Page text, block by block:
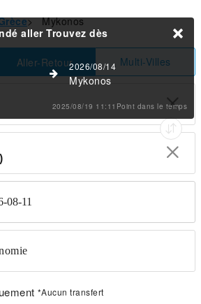
> Mykonos
Aller-Retour Multi-Villes
08-11
*Aucun transfert
allerTrouvez dès
2026/08/14
Mykonos
2025/08/19 11:11Point dans le temps